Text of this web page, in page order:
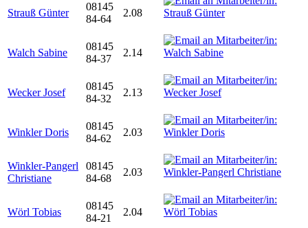
Strauß Günter
08145
84-64
2.08
Walch Sabine
08145
84-37
2.14
Wecker Josef
08145
84-32
2.13
Winkler Doris
08145
84-62
2.03
Winkler-Pangerl
Christiane
08145
84-68
2.03
Wörl Tobias
08145
84-21
2.04